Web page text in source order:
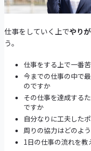
仕事をしていく上でやり
う。
仕事をする上で一番
今までの仕事の中で
のですか
その仕事を達成する
ですか
自分なりに工夫した
周りの協力はどのよ
1日の仕事の流れを教